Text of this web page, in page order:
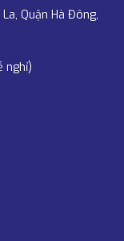
Quận Hà Đông,
nghỉ)